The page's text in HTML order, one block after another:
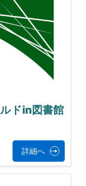
ドin図書館
詳細へ